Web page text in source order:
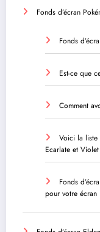
Fonds d’écran
Fonds
Est-ce que
Comment
Voici la liste
Ecarlate et
Fonds
pour votre écran